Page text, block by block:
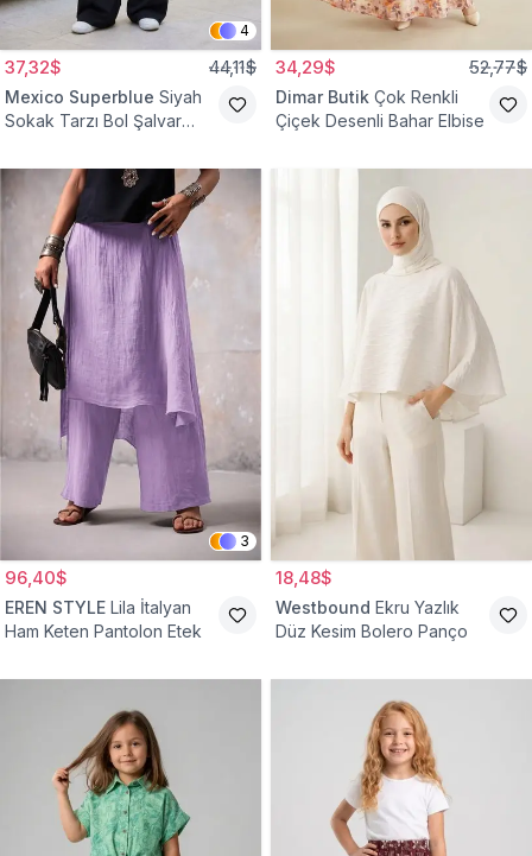
4
37,32$ 44,11$
Mexico Superblue Siyah
Sokak Tarzı Bol Şalvar
34,29$ 52,77$
Dimar Butik Çok Renkli
Çiçek Desenli Bahar Elbise
3
96,40$
EREN STYLE Lila İtalyan
Ham Keten Pantolon Etek
18,48$
Westbound Ekru Yazlık
Düz Kesim Bolero Panço